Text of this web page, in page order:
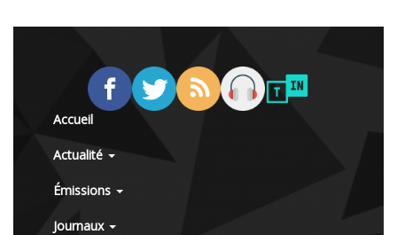
Accueil
Actualité
Émissions
Journaux